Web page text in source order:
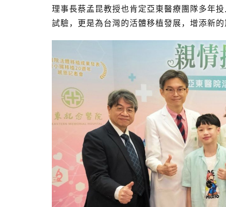
理事長蔡孟昆教授也肯定亞東醫療團隊多年
試驗，更是為台灣的活體移植發展，增添新的